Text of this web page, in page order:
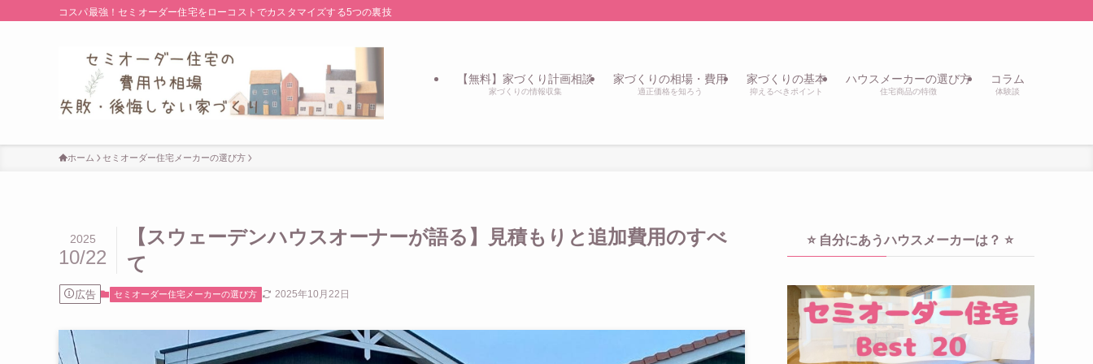
コスパ最強！セミオーダー住宅をローコストでカスタマイズする5つの裏技
【無料】家づくり計画相談
家づくりの情報収集
家づくりの相場・費用
適正価格を知ろう
家づくりの基本
抑えるべきポイント
ハウスメーカーの選び方
住宅商品の特徴
コラム
体験談
ホーム セミオーダー住宅メーカーの選び方
【スウェーデンハウスオーナーが語る】見積もりと追加費用のすべ
て
2025
10/22
広告 セミオーダー住宅メーカーの選び方 2025年10月22日
⭐️ 自分にあうハウスメーカーは？ ⭐️